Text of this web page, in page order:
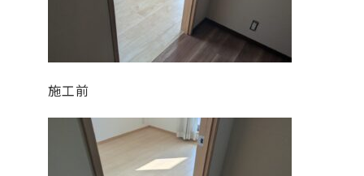
施工前